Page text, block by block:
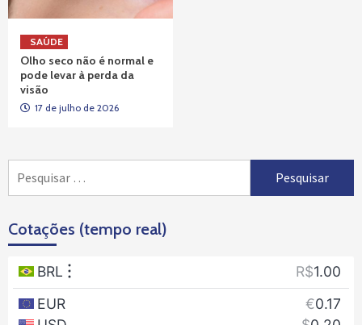
SAÚDE
Olho seco não é normal e
pode levar à perda da
visão
17 de julho de 2026
por:
Cotações (tempo real)